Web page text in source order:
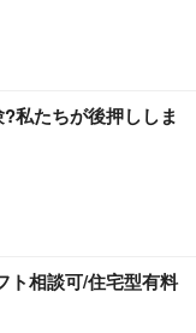
私たちが後押ししま
ト相談可/住宅型有料